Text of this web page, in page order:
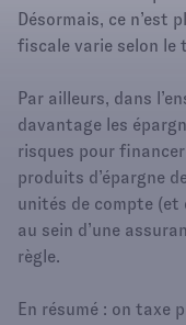
Désormais, ce n’est
fiscale varie selon le
Par ailleurs, dans
davantage les
risques pour
produits d’épargne
unités de compte (et
au sein d’une
règle.
En résumé : on taxe